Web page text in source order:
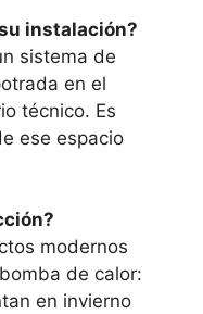
instalación?
sistema de
en el
técnico. Es
ese espacio
modernos
de calor:
en invierno